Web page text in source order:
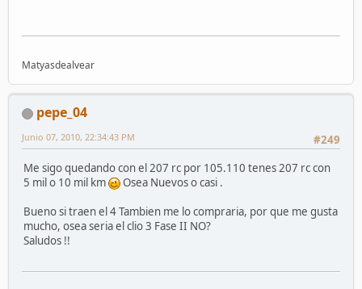
Matyasdealvear
pepe_04
#249
Junio 07, 2010, 22:34:43 PM
Me sigo quedando con el 207 rc por 105.110 tenes 207 rc con
5 mil o 10 mil km
Osea Nuevos o casi .
Bueno si traen el 4 Tambien me lo compraria, por que me gusta
mucho, osea seria el clio 3 Fase II NO?
Saludos !!